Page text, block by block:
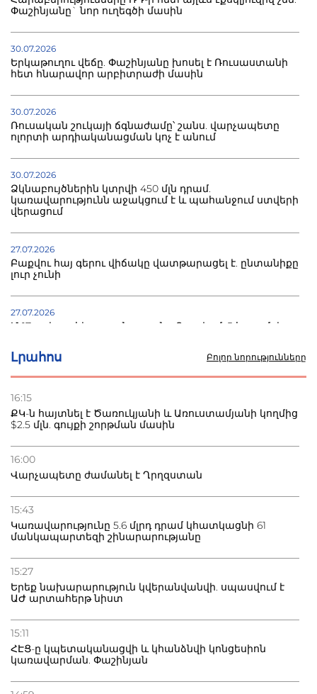
Լրահոս Բոլոր նորությունները
16:15
ՔԿ-ն հայտնել է Ծառուկյանի և Առուստամյանի կողմից
$2.5 մլն. գույքի շորթման մասին
16:00
Վարչապետը ժամանել է Ղրղզստան
15:43
Կառավարությունը 5.6 մլրդ դրամ կհատկացնի 61
մանկապարտեզի շինարարությանը
15:27
Երեք նախարարություն կվերանվանվի. սպասվում է
ԱԺ արտահերթ նիստ
15:11
ՀԷՑ-ը կպետականացվի և կհանձնվի կոնցեսիոն
կառավարման. Փաշինյան
Փաշինյանը` նոր ուղեգծի մասին
30.07.2026
Երկաթուղու վեճը. Փաշինյանը խոսել է Ռուսաստանի
հետ հնարավոր արբիտրաժի մասին
30.07.2026
Ռուսական շուկայի ճգնաժամը՝ շանս. վարչապետը
ոլորտի արդիականացման կոչ է անում
30.07.2026
Ձկնաբույծներին կտրվի 450 մլն դրամ.
կառավարությունն աջակցում է և պահանջում ստվերի
վերացում
27.07.2026
Բաքվու հայ գերու վիճակը վատթարացել է. ընտանիքը
լուր չունի
27.07.2026
Մ-17 աշխարհի առաջնությունը Բաքվում. 5 հայ ըմբիշ
22.07.2026
տուժածներ կան
բնակվել Ռուսաստանում
Բաքվի բանտից գեներալ Մանուկյանը դիմել է
Փաշինյանին